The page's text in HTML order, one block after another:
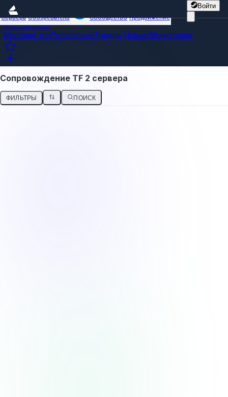
Войти
Сервера Обозреватель Сообщество Продвижение
Все сервера
Мировой топПопулярныеТренды Новые Мониторинг
Сопровождение TF 2 сервера
ФИЛЬТРЫ ПОИСК